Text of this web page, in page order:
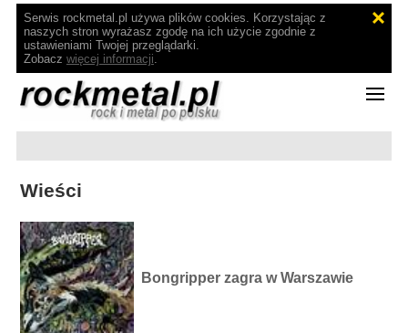
Serwis rockmetal.pl używa plików cookies. Korzystając z
naszych stron wyrażasz zgodę na ich użycie zgodnie z
ustawieniami Twojej przeglądarki.
Zobacz więcej informacji.
Wieści
Bongripper zagra w Warszawie